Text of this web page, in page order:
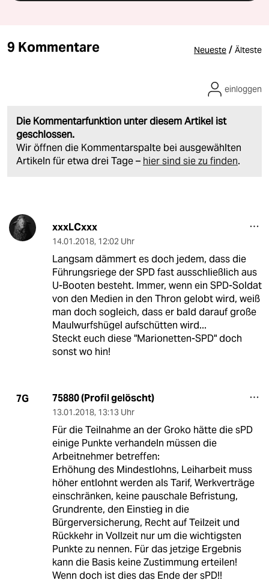
9 Kommentare Neueste / Älteste
Die Kommentarfunktion unter diesem Artikel ist
geschlossen.
Wir öffnen die Kommentarspalte bei ausgewählten
Artikeln für etwa drei Tage – hier sind sie zu finden.
einloggen
xxxLCxxx
14.01.2018, 12:02 Uhr
Langsam dämmert es doch jedem, dass die
Führungsriege der SPD fast ausschließlich aus
U-Booten besteht. Immer, wenn ein SPD-Soldat
von den Medien in den Thron gelobt wird, weiß
man doch sogleich, dass er bald darauf große
Maulwurfshügel aufschütten wird...
Steckt euch diese "Marionetten-SPD" doch
sonst wo hin!
7G 75880 (Profil gelöscht)
13.01.2018, 13:13 Uhr
Für die Teilnahme an der Groko hätte die sPD
einige Punkte verhandeln müssen die
Arbeitnehmer betreffen:
Erhöhung des Mindestlohns, Leiharbeit muss
höher entlohnt werden als Tarif, Werkverträge
einschränken, keine pauschale Befristung,
Grundrente, den Einstieg in die
Bürgerversicherung, Recht auf Teilzeit und
Rückkehr in Vollzeit nur um die wichtigsten
Punkte zu nennen. Für das jetzige Ergebnis
kann die Basis keine Zustimmung erteilen!
Wenn doch ist dies das Ende der sPD!!